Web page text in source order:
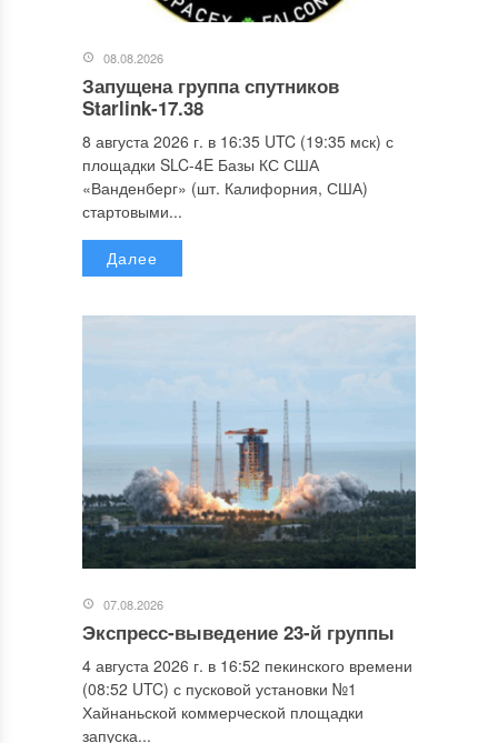
08.08.2026
Запущена группа спутников
Starlink-17.38
8 августа 2026 г. в 16:35 UTC (19:35 мск) с
площадки SLC-4E Базы КС США
«Ванденберг» (шт. Калифорния, США)
стартовыми...
Далее
07.08.2026
Экспресс-выведение 23-й группы
4 августа 2026 г. в 16:52 пекинского времени
(08:52 UTC) с пусковой установки №1
Хайнаньской коммерческой площадки
запуска...